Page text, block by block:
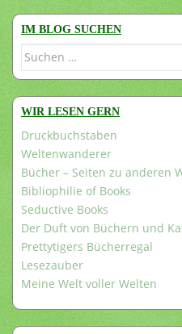
IM BLOG SUCHEN
Suchen
WIR LESEN GERN
Druckbuchstaben
Weltenwanderer
Bücher – Seiten zu anderen
Bibliophilie of Books
Seductive Books
Der Duft von Büchern und
Prettytigers Bücherregal
Lesezauber
Meine Welt voller Welten